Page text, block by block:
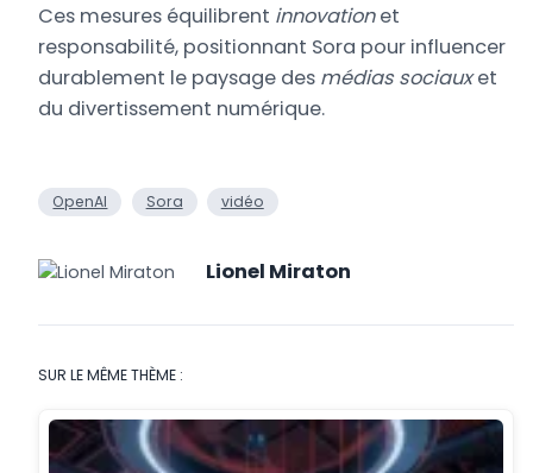
Ces mesures équilibrent innovationet
responsabilité, positionnant Sora pour influencer
durablement le paysage des médias sociauxet
du divertissement numérique.
OpenAI Sora vidéo
Lionel Miraton
SUR LE MÊME THÈME :